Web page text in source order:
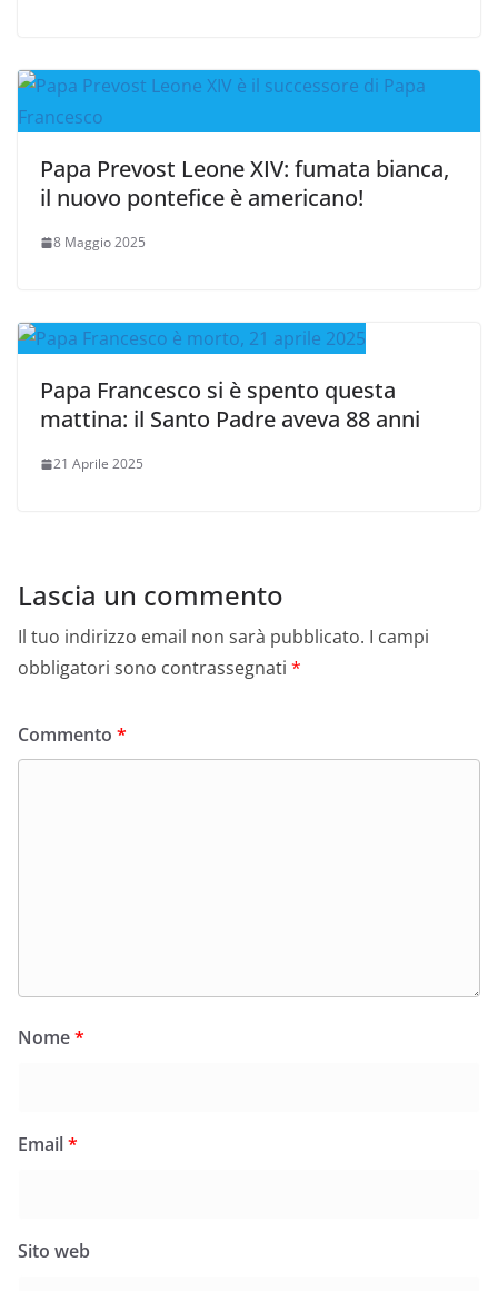
Papa Prevost Leone XIV: fumata bianca,
il nuovo pontefice è americano!
8 Maggio 2025
Papa Francesco si è spento questa
mattina: il Santo Padre aveva 88 anni
21 Aprile 2025
Lascia un commento
Il tuo indirizzo email non sarà pubblicato. I campi
obbligatori sono contrassegnati *
Commento *
Nome*
Email*
Sito web